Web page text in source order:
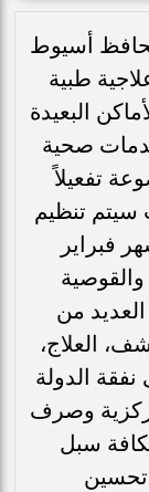
أسيوط
طبية
البعيدة
صحية
تفعيلاً
سيتم تنظيم
فبراير
من
العلاج،
الدولة
وصرف
سبل
تحسين